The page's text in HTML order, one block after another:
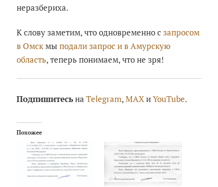
неразбериха.
К слову заметим, что одновременно с запросом
в Омскмыподали запрос и в Амурскую
область, теперь понимаем, что не зря!
ПодпишитесьнаTelegram,MAXиYouTube.
Похожее